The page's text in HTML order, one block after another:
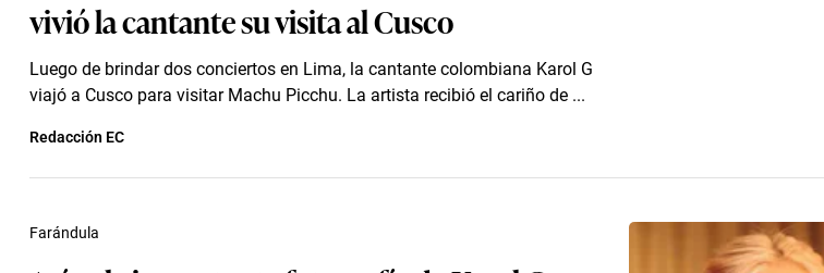
vivió la cantante su visita al Cusco
Luego de brindar dos conciertos en Lima, la cantante colombiana Karol G
viajó a Cusco para visitar Machu Picchu. La artista recibió el cariño de ...
Redacción EC
Farándula